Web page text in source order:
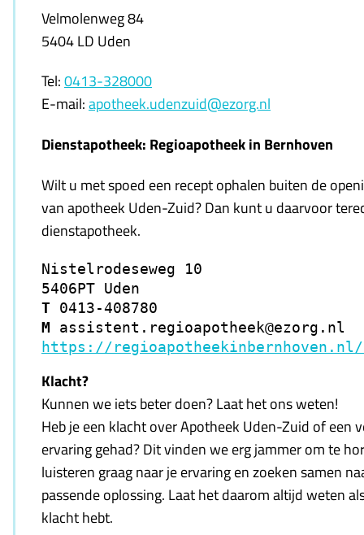
Velmolenweg 84
5404 LD Uden
Tel:0413-328000
E-mail:apotheek.udenzuid@ezorg.nl
Dienstapotheek: Regioapotheek in Bernhoven
Wilt u met spoed een recept ophalen buiten de
van apotheek Uden-Zuid? Dan kunt u daarvoor
dienstapotheek.
Nistelrodeseweg 10
T
M
https://
Klacht?
Kunnen we iets beter doen? Laat het ons weten!
Heb je een klacht over Apotheek Uden-Zuid of een
ervaring gehad? Dit vinden we erg jammer om te
luisteren graag naar je ervaring en zoeken samen
passende oplossing. Laat het daarom altijd weten
klacht hebt.